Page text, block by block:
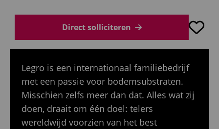
Direct solliciteren
Legro is een internationaal familiebedrijf
met een passie voor bodemsubstraten.
Misschien zelfs meer dan dat. Alles wat zij
doen, draait om één doel: telers
wereldwijd voorzien van het best